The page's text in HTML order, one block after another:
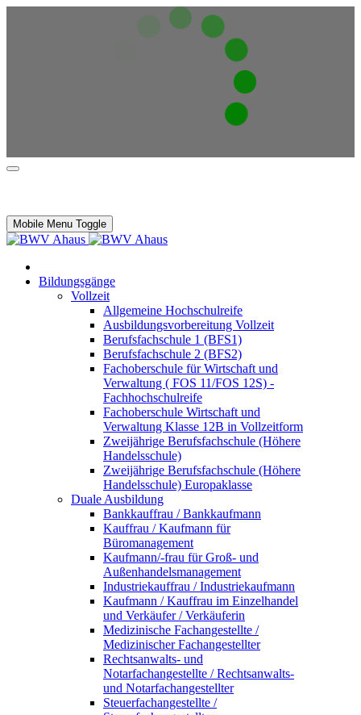
Mobile Menu Toggle
Bildungsgänge
Vollzeit
Allgemeine Hochschulreife
Ausbildungsvorbereitung Vollzeit
Berufsfachschule 1 (BFS1)
Berufsfachschule 2 (BFS2)
Fachoberschule für Wirtschaft und
Verwaltung ( FOS 11/FOS 12S) -
Fachhochschulreife
Fachoberschule Wirtschaft und
Verwaltung Klasse 12B in Vollzeitform
Zweijährige Berufsfachschule (Höhere
Handelsschule)
Zweijährige Berufsfachschule (Höhere
Handelsschule) Europaklasse
Duale Ausbildung
Bankkauffrau / Bankkaufmann
Kauffrau / Kaufmann für
Büromanagement
Kaufmann/-frau für Groß- und
Außenhandelsmanagement
Industriekauffrau / Industriekaufmann
Kaufmann / Kauffrau im Einzelhandel
und Verkäufer / Verkäuferin
Medizinische Fachangestellte /
Medizinischer Fachangestellter
Rechtsanwalts- und
Notarfachangestellte / Rechtsanwalts-
und Notarfachangestellter
Steuerfachangestellte /